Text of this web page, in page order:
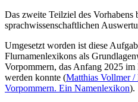
Das zweite Teilziel des Vorhabens
sprachwissenschaftlichen
Umgesetzt worden ist diese
Flurnamenlexikons als
Vorpommern, das Anfang 2025
werden konnte (Matthias Vollmer /
Vorpommern. Ein Namenlexikon).